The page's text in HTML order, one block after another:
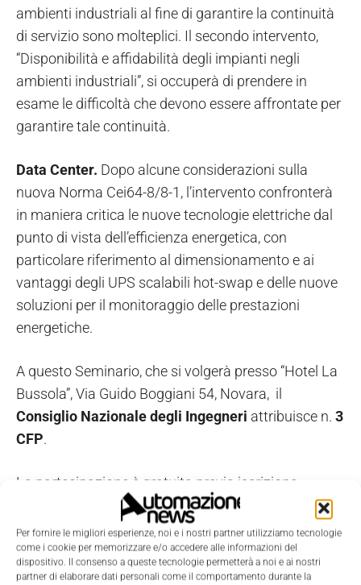
Per fornire le migliori esperienze, noi e i nostri partner utilizziamo tecnologie
come i cookie per memorizzare e/o accedere alle informazioni del
dispositivo. Il consenso a queste tecnologie permetterà a noi e ai nostri
partner di elaborare dati personali come il comportamento durante la
ambienti industriali al fine di garantire la continuità
di servizio sono molteplici. Il secondo intervento,
“Disponibilità e affidabilità degli impianti negli
ambienti industriali”, si occuperà di prendere in
esame le difficoltà che devono essere affrontate per
garantire tale continuità.
Data Center. Dopo alcune considerazioni sulla
nuova Norma Cei64-8/8-1, l’intervento confronterà
in maniera critica le nuove tecnologie elettriche dal
punto di vista dell’efficienza energetica, con
particolare riferimento al dimensionamento e ai
vantaggi degli UPS scalabili hot-swap e delle nuove
soluzioni per il monitoraggio delle prestazioni
energetiche.
A questo Seminario, che si volgerà presso “Hotel La
Bussola”, Via Guido Boggiani 54, Novara, il
Consiglio Nazionale degli Ingegneri attribuisce n. 3
CFP.
La partecipazione è gratuita previa iscrizione
obbligatoria fino ad esaurimento posti. È possibile
iscriversi online compilando la scheda dal sito CEI
www.ceinorme.itentro il 25 settembre 2017.